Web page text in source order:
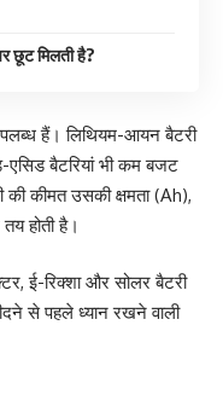
छूट मिलती है?
हैं। लिथियम-आयन बैटरी
एसिड बैटरियां भी कम बजट
की कीमत उसकी क्षमता (Ah),
होती है।
ई-रिक्शा और सोलर बैटरी
से पहले ध्यान रखने वाली